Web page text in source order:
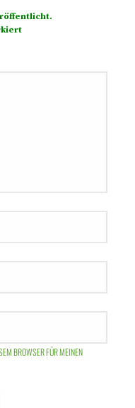
BROWSER FÜR MEINEN